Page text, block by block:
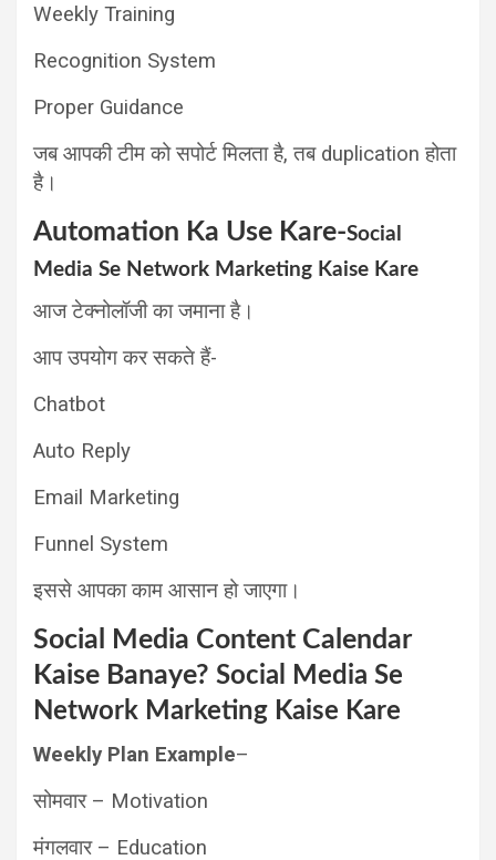
Weekly Training
Recognition System
Proper Guidance
जब आपकी टीम को सपोर्ट मिलता है, तब duplication होता
है।
Automation Ka Use Kare-Social
Media Se Network Marketing Kaise Kare
आज टेक्नोलॉजी का जमाना है।
आप उपयोग कर सकते हैं-
Chatbot
Auto Reply
Email Marketing
Funnel System
इससे आपका काम आसान हो जाएगा।
Social Media Content Calendar
Kaise Banaye? Social Media Se
Network Marketing Kaise Kare
Weekly Plan Example–
सोमवार – Motivation
मंगलवार – Education